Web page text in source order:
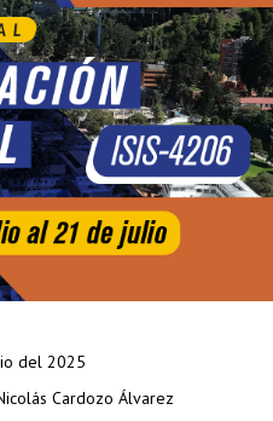
del 2025
Cardozo Álvarez